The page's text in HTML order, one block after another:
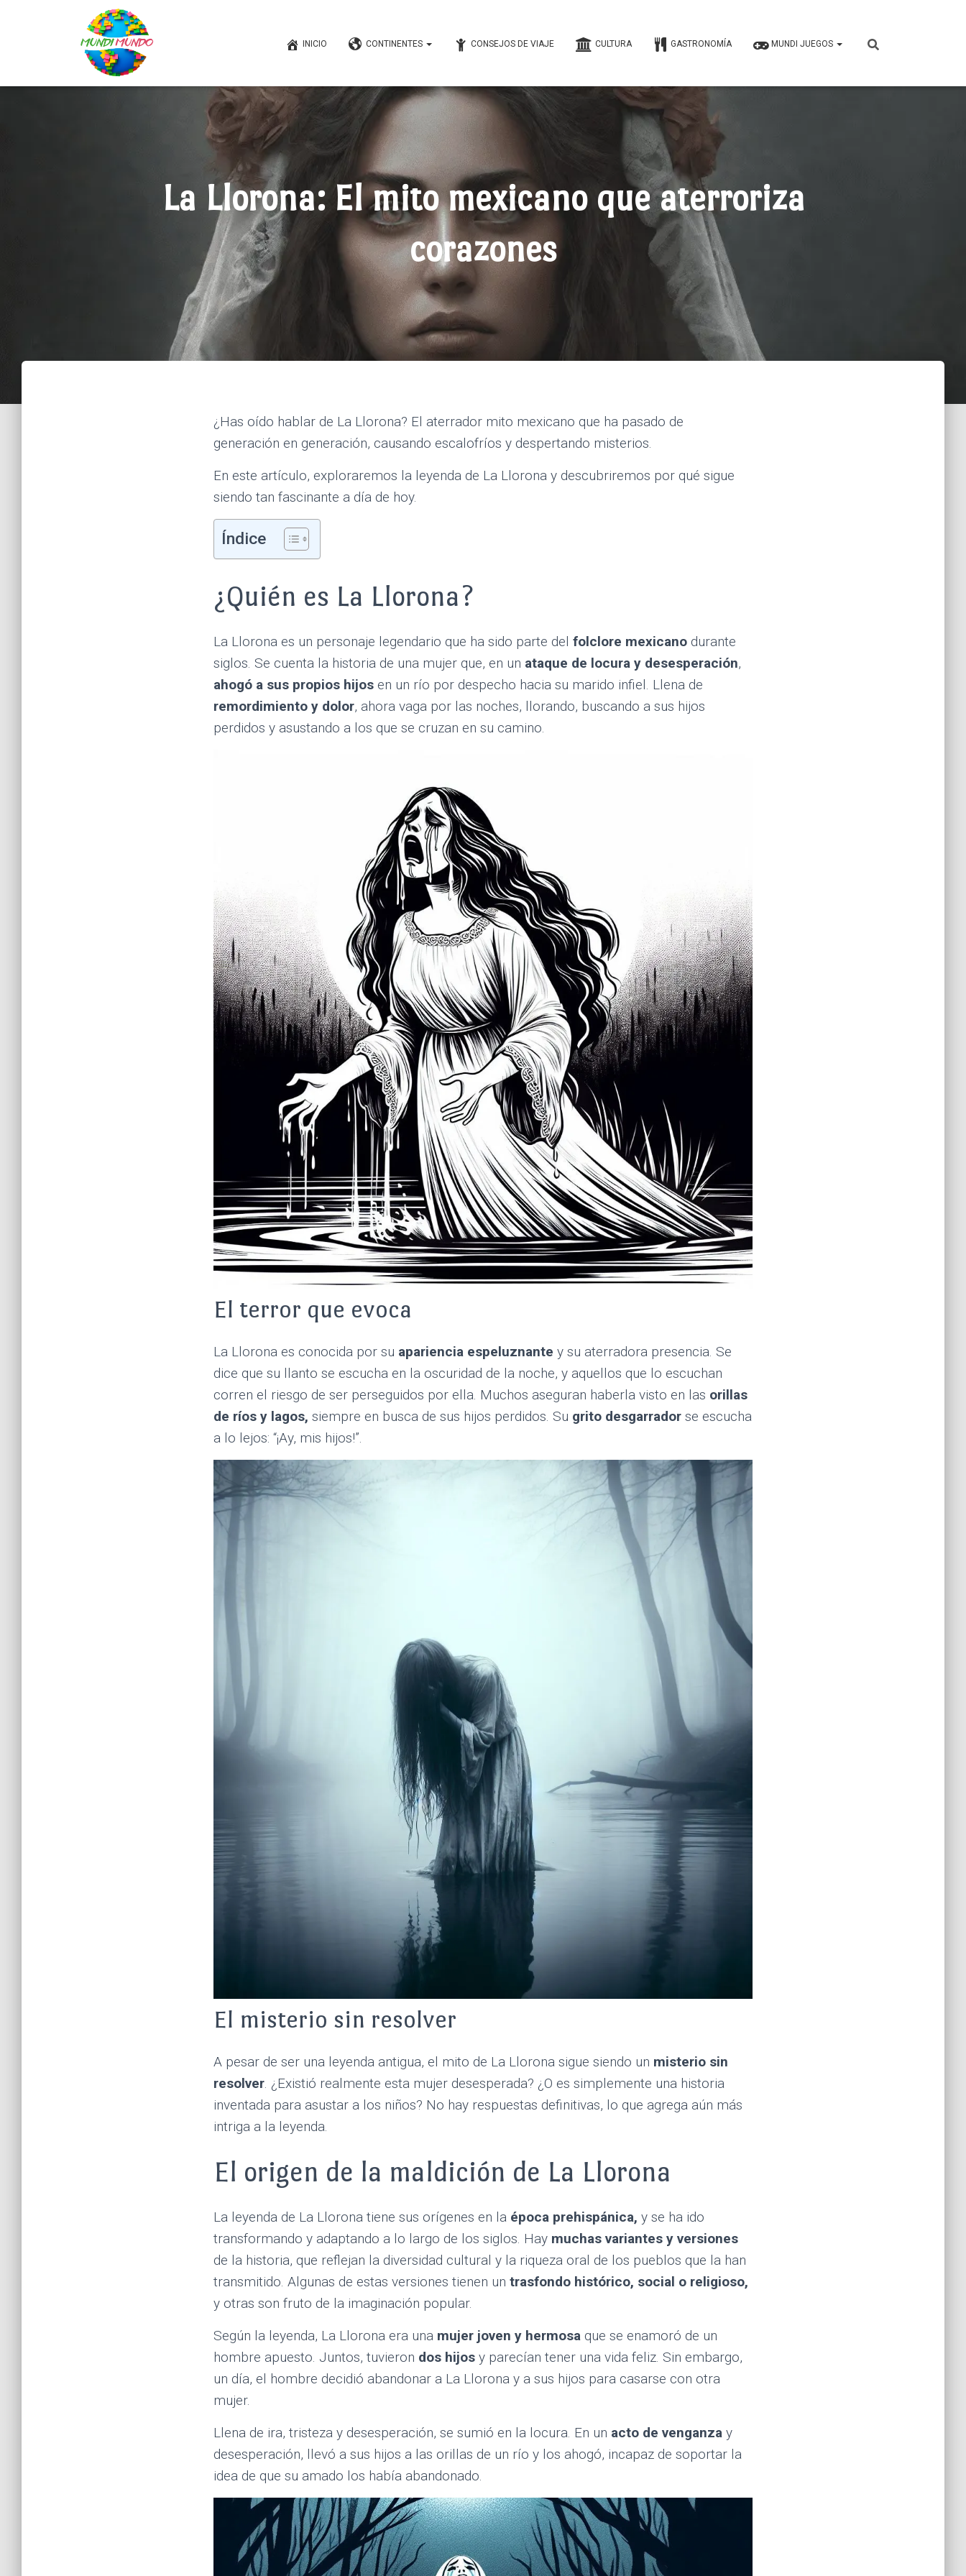
INICIO CONTINENTES CONSEJOS DE VIAJE CULTURA GASTRONOMÍA MUNDI JUEGOS
La Llorona: El mito mexicano que aterroriza
corazones
¿Has oído hablar de La Llorona? El aterrador mito mexicano que ha pasado de
generación en generación, causando escalofríos y despertando misterios.
En este artículo, exploraremos la leyenda de La Llorona y descubriremos por qué sigue
siendo tan fascinante a día de hoy.
Índice
¿Quién es La Llorona?
La Llorona es un personaje legendario que ha sido parte del folclore mexicano durante
siglos. Se cuenta la historia de una mujer que, en un ataque de locura y desesperación,
ahogó a sus propios hijos en un río por despecho hacia su marido infiel. Llena de
remordimiento y dolor, ahora vaga por las noches, llorando, buscando a sus hijos
perdidos y asustando a los que se cruzan en su camino.
El terror que evoca
La Llorona es conocida por su apariencia espeluznante y su aterradora presencia. Se
dice que su llanto se escucha en la oscuridad de la noche, y aquellos que lo escuchan
corren el riesgo de ser perseguidos por ella. Muchos aseguran haberla visto en las orillas
de ríos y lagos, siempre en busca de sus hijos perdidos. Su grito desgarrador se escucha
a lo lejos: “¡Ay, mis hijos!”.
El misterio sin resolver
A pesar de ser una leyenda antigua, el mito de La Llorona sigue siendo un misterio sin
resolver. ¿Existió realmente esta mujer desesperada? ¿O es simplemente una historia
inventada para asustar a los niños? No hay respuestas definitivas, lo que agrega aún más
intriga a la leyenda.
El origen de la maldición de La Llorona
La leyenda de La Llorona tiene sus orígenes en la época prehispánica, y se ha ido
transformando y adaptando a lo largo de los siglos. Hay muchas variantes y versiones
de la historia, que reflejan la diversidad cultural y la riqueza oral de los pueblos que la han
transmitido. Algunas de estas versiones tienen un trasfondo histórico, social o religioso,
y otras son fruto de la imaginación popular.
Según la leyenda, La Llorona era una mujer joven y hermosa que se enamoró de un
hombre apuesto. Juntos, tuvieron dos hijos y parecían tener una vida feliz. Sin embargo,
un día, el hombre decidió abandonar a La Llorona y a sus hijos para casarse con otra
mujer.
Llena de ira, tristeza y desesperación, se sumió en la locura. En un acto de venganza y
desesperación, llevó a sus hijos a las orillas de un río y los ahogó, incapaz de soportar la
idea de que su amado los había abandonado.